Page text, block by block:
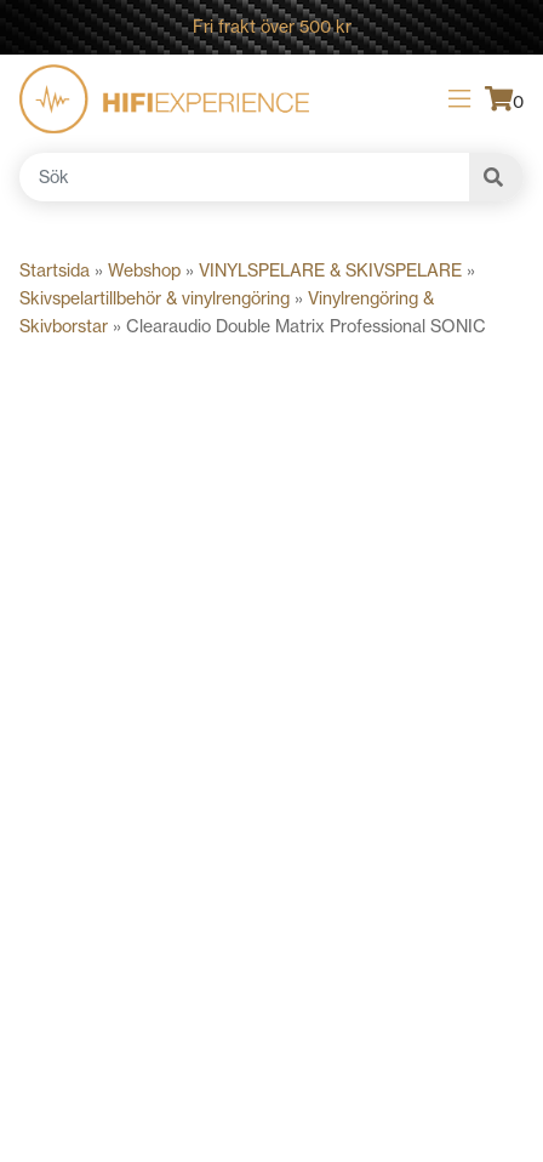
Fri frakt över 500 kr
0
Sök
Startsida » Webshop » VINYLSPELARE & SKIVSPELARE »
Skivspelartillbehör & vinylrengöring » Vinylrengöring &
Skivborstar » Clearaudio Double Matrix Professional SONIC